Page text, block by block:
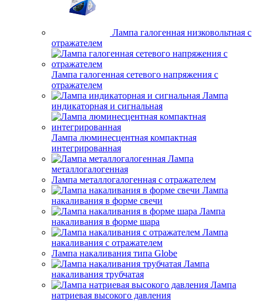
Лампа галогенная низковольтная с
отражателем
Лампа галогенная сетевого напряжения с
отражателем
Лампа
индикаторная и сигнальная
Лампа люминесцентная компактная
интегрированная
Лампа
металлогалогенная
Лампа металлогалогенная с отражателем
Лампа
накаливания в форме свечи
Лампа
накаливания в форме шара
Лампа
накаливания с отражателем
Лампа накаливания типа Globe
Лампа
накаливания трубчатая
Лампа
натриевая высокого давления